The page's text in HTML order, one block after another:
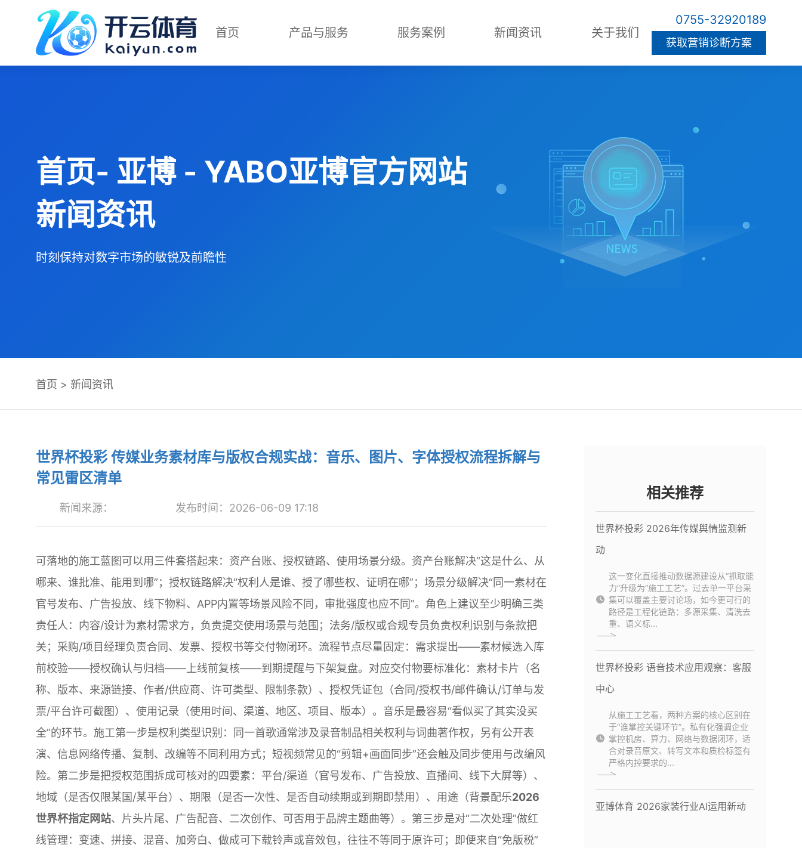
首页 产品与服务 服务案例 新闻资讯 关于我们
0755-32920189
获取营销诊断方案
首页- 亚博 - YABO亚博官方网站
新闻资讯
时刻保持对数字市场的敏锐及前瞻性
首页 > 新闻资讯
世界杯投彩 传媒业务素材库与版权合规实战：音乐、图片、字体授权流程拆解与
常见雷区清单
新闻来源： 发布时间：2026-06-09 17:18
可落地的施工蓝图可以用三件套搭起来：资产台账、授权链路、使用场景分级。资产台账解决“这是什么、从
哪来、谁批准、能用到哪”；授权链路解决“权利人是谁、授了哪些权、证明在哪”；场景分级解决“同一素材在
官号发布、广告投放、线下物料、APP内置等场景风险不同，审批强度也应不同”。角色上建议至少明确三类
责任人：内容/设计为素材需求方，负责提交使用场景与范围；法务/版权或合规专员负责权利识别与条款把
关；采购/项目经理负责合同、发票、授权书等交付物闭环。流程节点尽量固定：需求提出——素材候选入库
前校验——授权确认与归档——上线前复核——到期提醒与下架复盘。对应交付物要标准化：素材卡片（名
称、版本、来源链接、作者/供应商、许可类型、限制条款）、授权凭证包（合同/授权书/邮件确认/订单与发
票/平台许可截图）、使用记录（使用时间、渠道、地区、项目、版本）。音乐是最容易“看似买了其实没买
全”的环节。施工第一步是权利类型识别：同一首歌通常涉及录音制品相关权利与词曲著作权，另有公开表
演、信息网络传播、复制、改编等不同利用方式；短视频常见的“剪辑+画面同步”还会触及同步使用与改编风
险。第二步是把授权范围拆成可核对的四要素：平台/渠道（官号发布、广告投放、直播间、线下大屏等）、
地域（是否仅限某国/某平台）、期限（是否一次性、是否自动续期或到期即禁用）、用途（背景配乐2026
世界杯指定网站、片头片尾、广告配音、二次创作、可否用于品牌主题曲等）。第三步是对“二次处理”做红
线管理：变速、拼接、混音、加旁白、做成可下载铃声或音效包，往往不等同于原许可；即便来自“免版税”
相关推荐
世界杯投彩 2026年传媒舆情监测新
动
这一变化直接推动数据源建设从“抓取能
力”升级为“施工工艺”。过去单一平台采
集可以覆盖主要讨论场，如今更可行的
路径是工程化链路：多源采集、清洗去
重、语义标...
世界杯投彩 语音技术应用观察：客服
中心
从施工工艺看，两种方案的核心区别在
于“谁掌控关键环节”。私有化强调企业
掌控机房、算力、网络与数据闭环，适
合对录音原文、转写文本和质检标签有
严格内控要求的...
亚博体育 2026家装行业AI运用新动